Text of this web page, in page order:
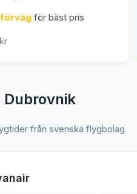
för bäst pris
från svenska flygbolag